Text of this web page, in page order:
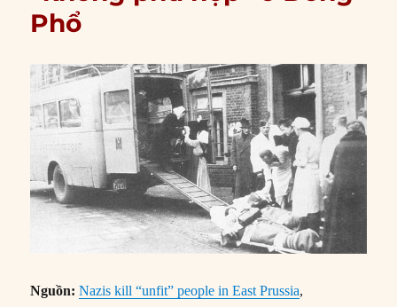
Phổ
Nguồn: Nazis kill “unfit” people in East Prussia,